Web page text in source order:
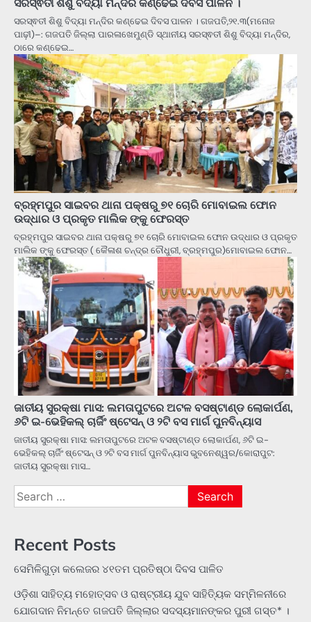
ସରସ୍ଵତୀ ଶିଶୁ ବିଦ୍ୟା ମନ୍ଦିର କଣ୍ଢେଇ ଦିବସ ପାଳନ । ଗଜପତି,୨୧.୩(ମନୋଜ
ପାଢ଼ୀ)–: ଗଜପତି ଜିଲ୍ଲା ପାରଳାଖେମୁଣ୍ଡି ସ୍ଥାନୀୟ ସରସ୍ଵତୀ ଶିଶୁ ବିଦ୍ୟା ମନ୍ଦିର,
ଠାରେ କଣ୍ଢେଇ…
ବ୍ରହ୍ମପୁର ସାଇବର ଥାନା ପକ୍ଷରୁ ୭୧ ଚୋରି ମୋବାଇଲ ଫୋନ
ଉଦ୍ଧାର ଓ ପ୍ରକୃତ ମାଲିକ ଙ୍କୁ ଫେରସ୍ତ
ବ୍ରହ୍ମପୁର ସାଇବର ଥାନା ପକ୍ଷରୁ ୭୧ ଚୋରି ମୋବାଇଲ ଫୋନ ଉଦ୍ଧାର ଓ ପ୍ରକୃତ
ମାଲିକ ଙ୍କୁ ଫେରସ୍ତ ( କୈଳାଶ ଚନ୍ଦ୍ର ଚୌଧୁରୀ, ବ୍ରହ୍ମପୁର)ମୋବାଇଲ ଫୋନ…
ଜାତୀୟ ସୁରକ୍ଷା ମାସ: ଲମତାପୁଟରେ ଅଟଳ ବସଷ୍ଟାଣ୍ଡ ଲୋକାର୍ପଣ,
୬ଟି ଇ-ଭେହିକଲ୍ ଚାର୍ଜିଂ ଷ୍ଟେସନ୍ ଓ ୨ଟି ବସ ମାର୍ଗ ପୁନବିନ୍ୟାସ
ଜାତୀୟ ସୁରକ୍ଷା ମାସ: ଲମତାପୁଟରେ ଅଟଳ ବସଷ୍ଟାଣ୍ଡ ଲୋକାର୍ପଣ, ୬ଟି ଇ-
ଭେହିକଲ୍ ଚାର୍ଜିଂ ଷ୍ଟେସନ୍ ଓ ୨ଟି ବସ ମାର୍ଗ ପୁନବିନ୍ୟାସ ଭୁବନେଶ୍ୱର/କୋରାପୁଟ:
ଜାତୀୟ ସୁରକ୍ଷା ମାସ…
Search
for:
Recent Posts
ସେମିଳିଗୁଡ଼ା କଲେଜର ୪୧ତମ ପ୍ରତିଷ୍ଠା ଦିବସ ପାଳିତ
ଓଡ଼ିଶା ସାହିତ୍ୟ ମହୋତ୍ସବ ଓ ରାଷ୍ଟ୍ରୀୟ ଯୁବ ସାହିତ୍ୟିକ ସମ୍ମିଳନୀରେ
ଯୋଗଦାନ ନିମନ୍ତେ ଗଜପତି ଜିଲ୍ଲାର ସଦସ୍ୟମାନଙ୍କର ପୁରୀ ଗସ୍ତ* ।